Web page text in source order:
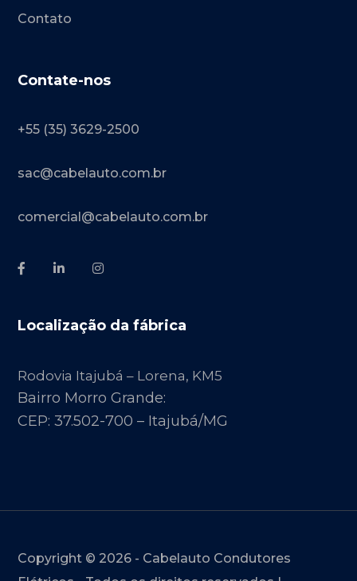
Contato
Contate-nos
+55 (35) 3629-2500
sac@cabelauto.com.br
comercial@cabelauto.com.br
Localização da fábrica
Rodovia Itajubá – Lorena, KM5
Bairro Morro Grande:
CEP: 37.502-700 – Itajubá/MG
Copyright © 2026 - Cabelauto Condutores